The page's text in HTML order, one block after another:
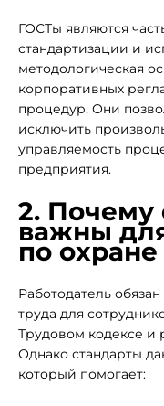
ГОСТы являются
стандартизации и
методологическая
корпоративных
процедур. Они
исключить
управляемость
предприятия.
2. Почему
важны
по охране
Работодатель
труда для
Трудовом кодексе и
Однако стандарты
который помогает: